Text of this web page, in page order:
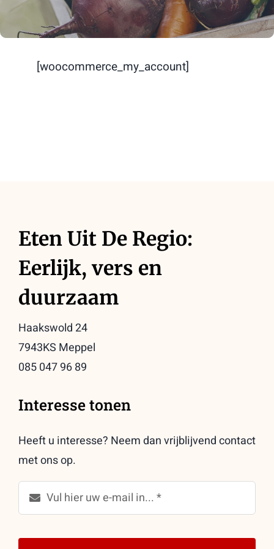
[woocommerce_my_account]
Eten Uit De Regio:
Eerlijk, vers en
duurzaam
Haakswold 24
7943KS Meppel
085 047 96 89
Interesse tonen
Heeft u interesse? Neem dan vrijblijvend contact
met ons op.